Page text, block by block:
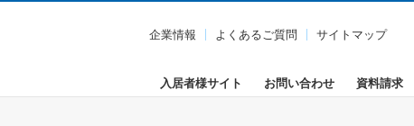
企業情報 よくあるご質問 サイトマップ
入居者様サイト お問い合わせ 資料請求